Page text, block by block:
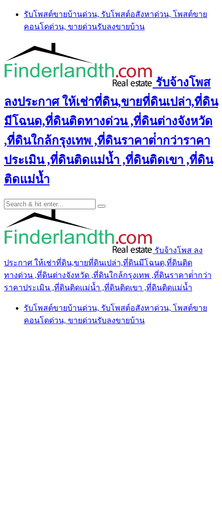
Skip
content
รับโพสต์ขายบ้านด่วน, รับโพสต์อสังหาด่วน, โพสต์ขาย
คอนโดด่วน, ขายด่วนรับลงขายบ้าน
รับจ้างโพส
ลงประกาศ ให้เช่าที่ดิน,ขายที่ดินเปล่า,ที่ดิน
มีโฉนด,ที่ดินติดทางด่วน ,ที่ดินต่างจังหวัด
,ที่ดินใกล้กรุงเทพ ,ที่ดินราคาต่ํากว่าราคา
ประเมิน ,ที่ดินติดแม่น้ำ ,ที่ดินติดเขา ,ที่ดิน
ติดแม่น้ำ
รับจ้างโพส ลง
ประกาศ ให้เช่าที่ดิน,ขายที่ดินเปล่า,ที่ดินมีโฉนด,ที่ดินติด
ทางด่วน ,ที่ดินต่างจังหวัด ,ที่ดินใกล้กรุงเทพ ,ที่ดินราคาต่ํากว่า
ราคาประเมิน ,ที่ดินติดแม่น้ำ ,ที่ดินติดเขา ,ที่ดินติดแม่น้ำ
รับโพสต์ขายบ้านด่วน, รับโพสต์อสังหาด่วน, โพสต์ขาย
คอนโดด่วน, ขายด่วนรับลงขายบ้าน